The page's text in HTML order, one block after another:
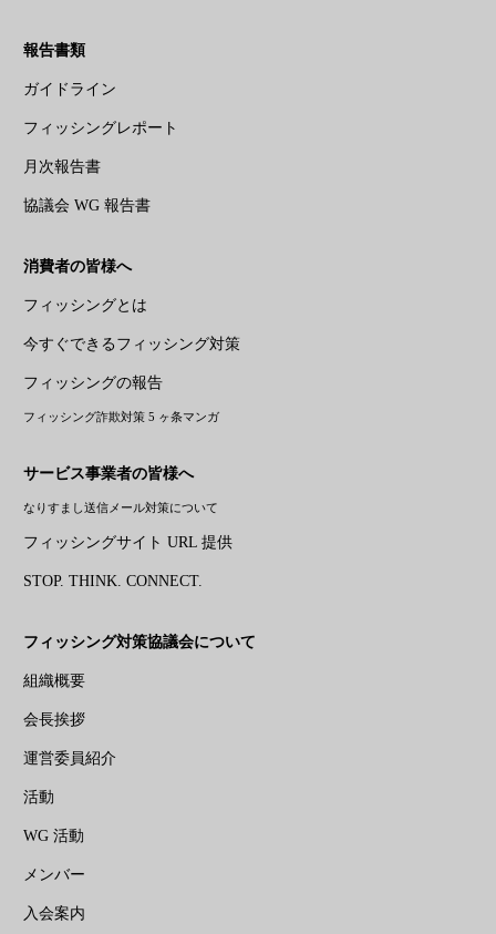
報告書類
ガイドライン
フィッシングレポート
月次報告書
協議会 WG 報告書
消費者の皆様へ
フィッシングとは
今すぐできるフィッシング対策
フィッシングの報告
フィッシング詐欺対策 5 ヶ条マンガ
サービス事業者の皆様へ
なりすまし送信メール対策について
フィッシングサイト URL 提供
STOP. THINK. CONNECT.
フィッシング対策協議会について
組織概要
会長挨拶
運営委員紹介
活動
WG 活動
メンバー
入会案内